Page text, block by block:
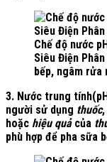
Chế độ nước
Siêu Điện
bếp, ngâm rửa
3. Nước trung
người sử dụng thuốc
hoặc hiệu quả của
phù hợp để pha sữa